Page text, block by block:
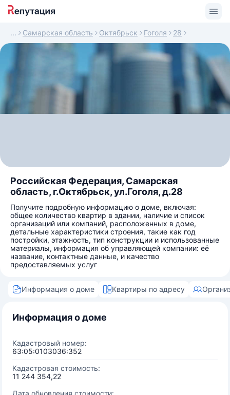
Самарская область Октябрьск Гоголя 28
Российская Федерация, Самарская
область, г.Октябрьск, ул.Гоголя, д.28
Получите подробную информацию о доме, включая:
общее количество квартир в здании, наличие и список
организаций или компаний, расположенных в доме,
детальные характеристики строения, такие как год
постройки, этажность, тип конструкции и использованные
материалы, информация об управляющей компании: её
название, контактные данные, и качество
предоставляемых услуг
Информация о доме Квартиры по адресу
Информация о доме
Кадастровый номер:
63:05:0103036:352
Кадастровая стоимость:
11 244 354,22
Дата обновления стоимости: